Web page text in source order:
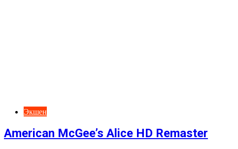
Экшен
American McGee’s Alice HD Remaster